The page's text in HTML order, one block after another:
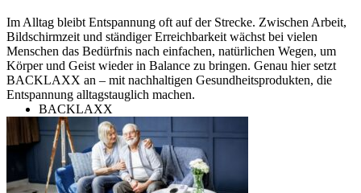
Im Alltag bleibt Entspannung oft auf der Strecke. Zwischen Arbeit,
Bildschirmzeit und ständiger Erreichbarkeit wächst bei vielen
Menschen das Bedürfnis nach einfachen, natürlichen Wegen, um
Körper und Geist wieder in Balance zu bringen. Genau hier setzt
BACKLAXX an – mit nachhaltigen Gesundheitsprodukten, die
Entspannung alltagstauglich machen.
BACKLAXX